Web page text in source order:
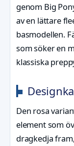
genom Big
av en lättare
basmodellen.
som söker en
klassiska
Den rosa
element som
dragkedja